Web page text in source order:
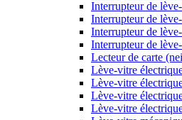
Interrupteur de
Interrupteur de
Interrupteur de
Interrupteur de
Lecteur de carte
Lève-vitre
Lève-vitre
Lève-vitre
Lève-vitre